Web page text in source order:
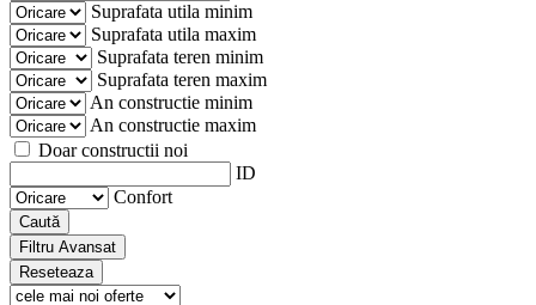
Suprafata utila minim
Suprafata utila maxim
Suprafata teren minim
Suprafata teren maxim
An constructie minim
An constructie maxim
Doar constructii noi
ID
Confort
Caută
Filtru Avansat
Reseteaza